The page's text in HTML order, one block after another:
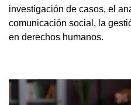
investigación de casos, el
comunicación social, la
en derechos humanos.